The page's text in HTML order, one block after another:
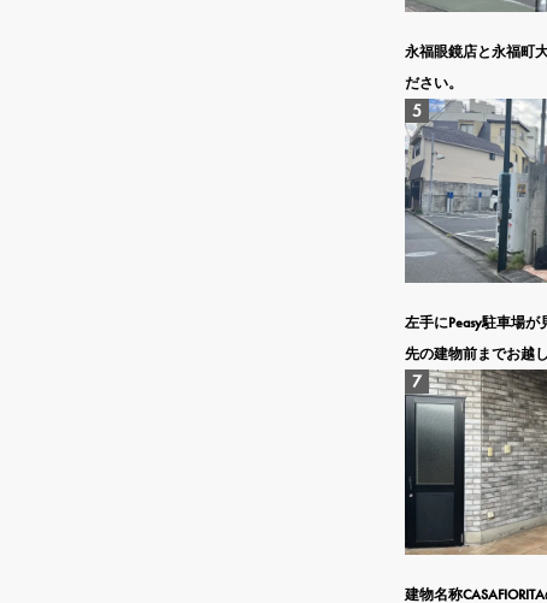
永福眼鏡店と永福町
ださい。
左手にPeasy駐車場
先の建物前までお越
建物名称